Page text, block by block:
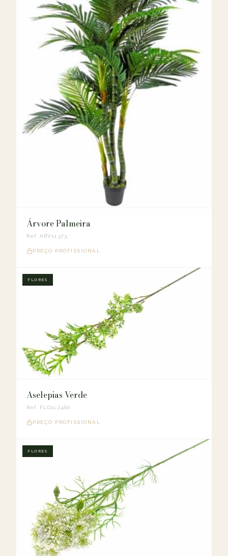
Árvore Palmeira
Ref. ARV11.373
PREÇO PROFISSIONAL
FLORES
Aselepias Verde
Ref. FLO11.2460
PREÇO PROFISSIONAL
FLORES